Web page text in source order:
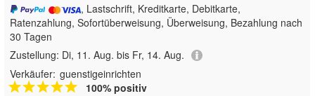
, Lastschrift, Kreditkarte, Debitkarte,
Ratenzahlung, Sofortüberweisung, Überweisung, Bezahlung nach
30 Tagen
Zustellung: Di, 11. Aug. bis Fr, 14. Aug.
Verkäufer: guenstigeinrichten
100% positiv